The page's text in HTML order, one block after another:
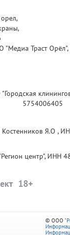
"Медиа Траст
5754006405
Костенников Я.О ,
центр", ИНН
© ООО